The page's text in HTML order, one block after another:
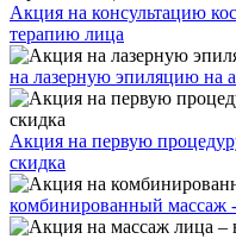
Акция на консультацию
терапию лица
на лазерную эпиляцию на
Акция на первую
скидка
комбинированный массаж